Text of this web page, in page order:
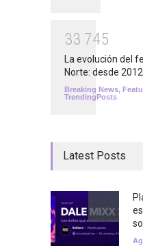
33 745
La evolución del
Norte: desde
Breaking News,
TrendingPosts
Latest Posts